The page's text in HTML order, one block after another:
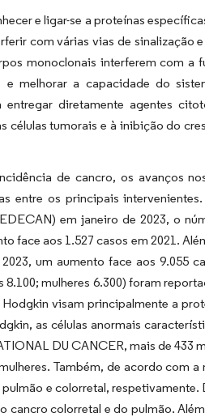
e ligar-se a proteínas
com várias vias de sinalização
monoclonais interferem com a
melhorar a capacidade do
diretamente agentes
células tumorais e à inibição do
de cancro, os avanços
entre os principais
em janeiro de 2023, o
face aos 1.527 casos em 2021.
um aumento face aos 9.055
mulheres 6.300) foram
visam principalmente a
as células anormais
DU CANCER, mais de 433
Também, de acordo com a
e colorretal, respetivamente.
cancro colorretal e do pulmão.